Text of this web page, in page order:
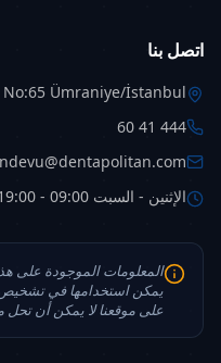
الفم. ومسح داخل
السن قد يعوّد الأسرة
السن الطريقة
التفريش مرتين يوميًا
مهارة الأطفال
كل أسطح الأسنان
يفرّش الوالد في
اتصل بنا
Ümraniye/İstanbul
444 41 60
الإثنين - السبت 09:00 - 19:00
المعلومات الموجودة على
يمكن استخدامها في تشخيص
على موقعنا لا يمكن أن